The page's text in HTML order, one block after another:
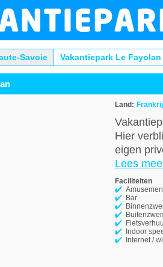
Savoie Vakantiepark Le Fayolan
Land:
Hier
eigen
Lees
Faciliteiten
Bar
Indoor
Internet /